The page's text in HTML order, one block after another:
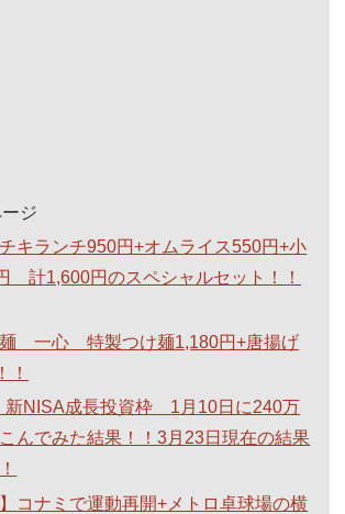
ジ
チキランチ950円+オムライス550円+小
計1,600円のスペシャルセット！！
麺 一心 特製つけ麺1,180円+唐揚げ
！
新NISA成長投資枠 1月10日に240万
んでみた結果！！3月23日現在の結果
】コナミで運動再開+メトロ卓球場の横